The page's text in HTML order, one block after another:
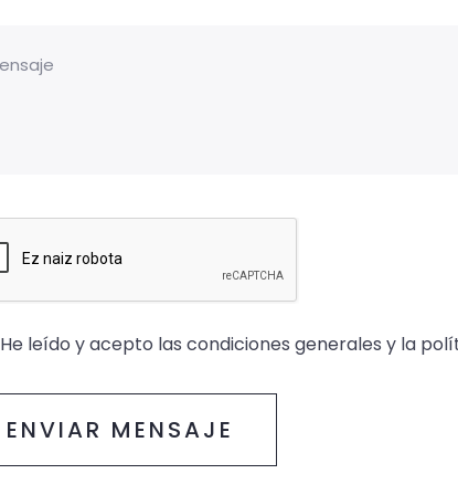
He leído y acepto las condiciones generales y la